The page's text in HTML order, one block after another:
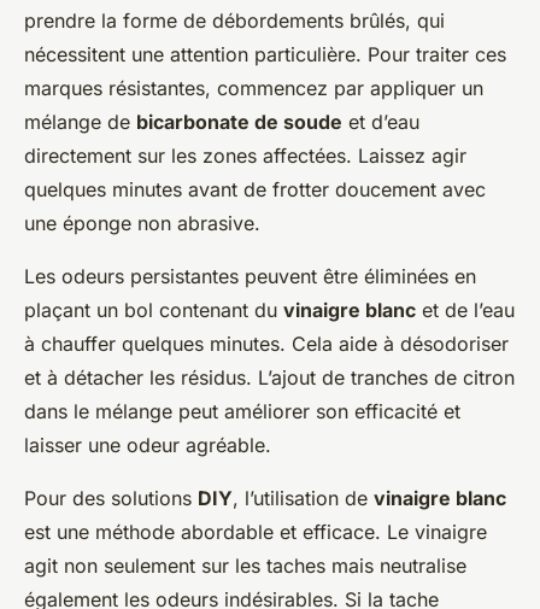
prendre la forme de débordements brûlés, qui
nécessitent une attention particulière. Pour traiter ces
marques résistantes, commencez par appliquer un
mélange de bicarbonate de soude et d’eau
directement sur les zones affectées. Laissez agir
quelques minutes avant de frotter doucement avec
une éponge non abrasive.
Les odeurs persistantes peuvent être éliminées en
plaçant un bol contenant du vinaigre blanc et de l’eau
à chauffer quelques minutes. Cela aide à désodoriser
et à détacher les résidus. L’ajout de tranches de citron
dans le mélange peut améliorer son efficacité et
laisser une odeur agréable.
Pour des solutions DIY, l’utilisation de vinaigre blanc
est une méthode abordable et efficace. Le vinaigre
agit non seulement sur les taches mais neutralise
également les odeurs indésirables. Si la tache